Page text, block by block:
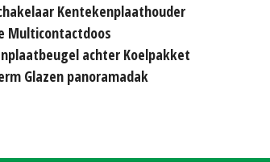
Kentekenplaathouder
Multicontactdoos
achter Koelpakket
Glazen panoramadak